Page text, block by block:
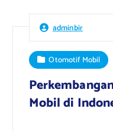
adminbir
Otomotif Mobil
Mobil di